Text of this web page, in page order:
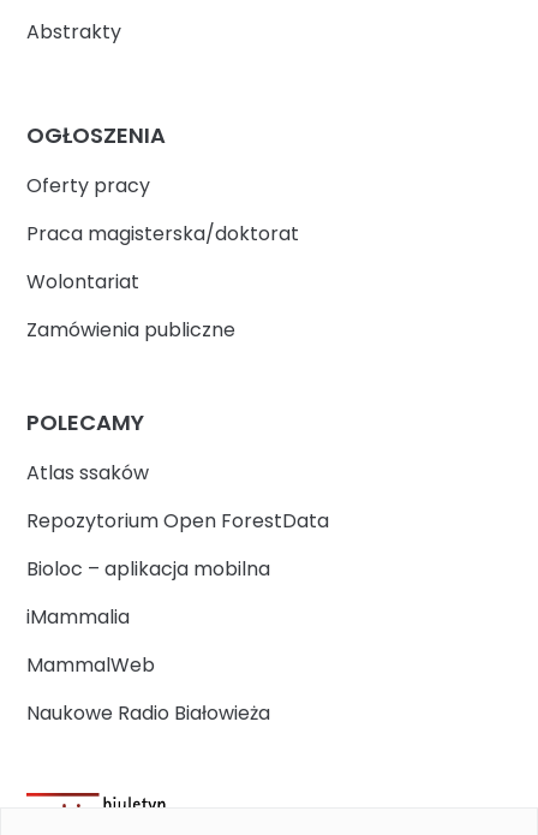
Abstrakty
OGŁOSZENIA
Oferty pracy
Praca magisterska/doktorat
Wolontariat
Zamówienia publiczne
POLECAMY
Atlas ssaków
Repozytorium Open ForestData
Bioloc – aplikacja mobilna
iMammalia
MammalWeb
Naukowe Radio Białowieża